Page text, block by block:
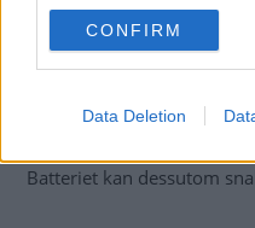
use your data for below
consent section.
CONFIRM
Data Deletion
Den ovanligt långa
eftersom Eletre X har ett
instegsversionen av Tesla
Batteriet kan dessutom